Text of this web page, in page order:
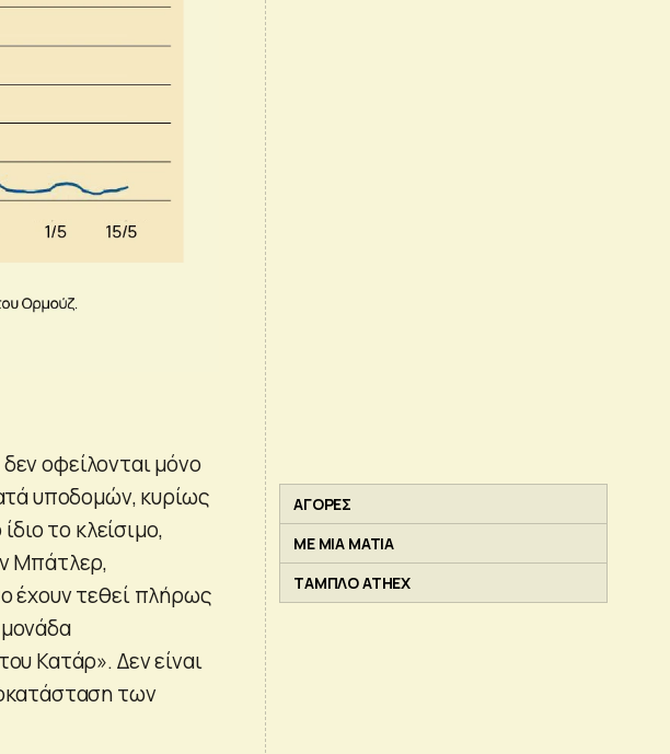
οφείλονται μόνο
υποδομών, κυρίως
το κλείσιμο,
Μπάτλερ,
έχουν τεθεί πλήρως
μονάδα
Κατάρ». Δεν είναι
των
ΑΓΟΡΕΣ
ΜΕ ΜΙΑ ΜΑΤΙΑ
ΤΑΜΠΛΟ ATHEX